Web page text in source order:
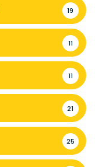
19
11
11
21
25